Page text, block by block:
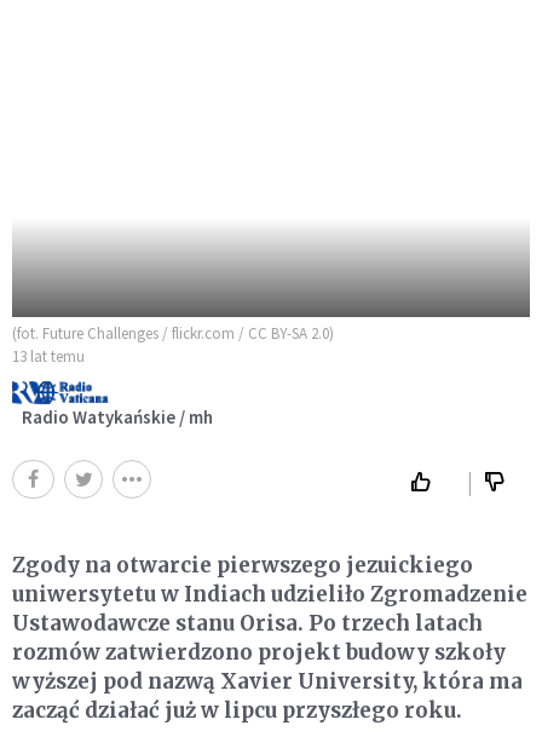
(fot. Future Challenges / flickr.com / CC BY-SA 2.0)
13 lat temu
Radio Watykańskie / mh
Zgody na otwarcie pierwszego jezuickiego
uniwersytetu w Indiach udzieliło Zgromadzenie
Ustawodawcze stanu Orisa. Po trzech latach
rozmów zatwierdzono projekt budowy szkoły
wyższej pod nazwą Xavier University, która ma
zacząć działać już w lipcu przyszłego roku.